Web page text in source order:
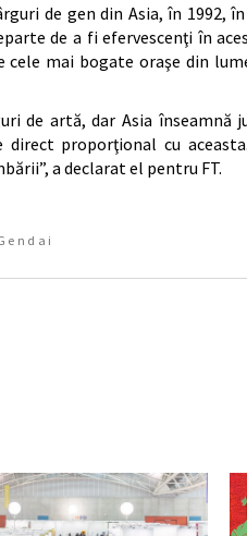
de gen din Asia, în 1992,
de a fi efervescenţi în
mai bogate oraşe din
de artă, dar Asia
proporţional cu
a declarat el pentru FT.